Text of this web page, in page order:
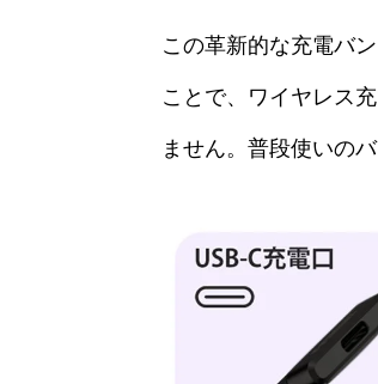
この革新的な充電バ
ことで、ワイヤレス
ません。普段使いの